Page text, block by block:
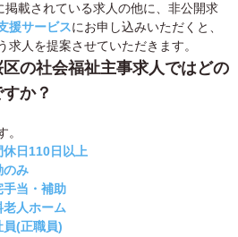
載されている求人の他に、非公開求
援サービスにお申し込みいただくと、
人を提案させていただきます。
の社会福祉主事求人ではどの
か？
。
日110日以上
のみ
当・補助
人ホーム
(正職員)